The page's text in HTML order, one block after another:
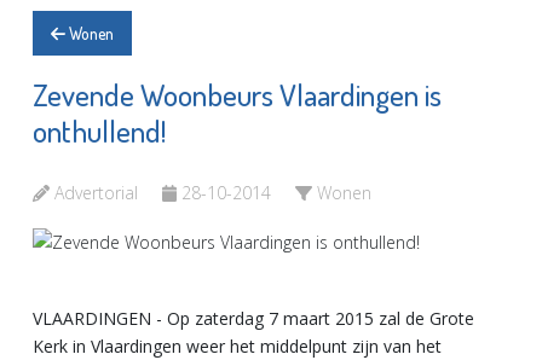
Wonen
Zevende Woonbeurs Vlaardingen is
onthullend!
Advertorial 28-10-2014 Wonen
VLAARDINGEN - Op zaterdag 7 maart 2015 zal de Grote
Kerk in Vlaardingen weer het middelpunt zijn van het